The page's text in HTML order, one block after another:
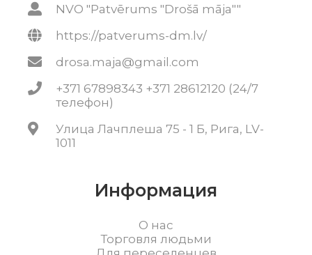
NVO "Patvērums "Drošā māja""
https://patverums-dm.lv/
drosa.maja@gmail.com
+371 67898343 +371 28612120 (24/7
телефон)
Улица Лачплеша 75 - 1 Б, Рига, LV-
1011
Информация
О нас
Торговля людьми